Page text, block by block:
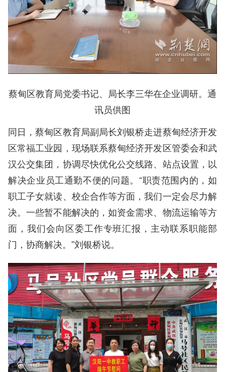
蔡甸区教育局党委书记、局长李三华在企业调研。通
讯员供图
同日，蔡甸区教育局副局长刘银桥走进蔡甸经济开发
区常福工业园，现场联系蔡甸经济开发区管委会和武
汉公交集团，协调尽快优化公交线路、站点设置，以
解决企业员工通勤不便的问题。“职责范围内的，如
职工子女就读、校企合作等方面，我们一定会尽力解
决。一些暂不能解决的，如资金需求、物流运输等方
面，我们会向区委工作专班汇报，主动联系职能部
门，协商解决。”刘银桥说。